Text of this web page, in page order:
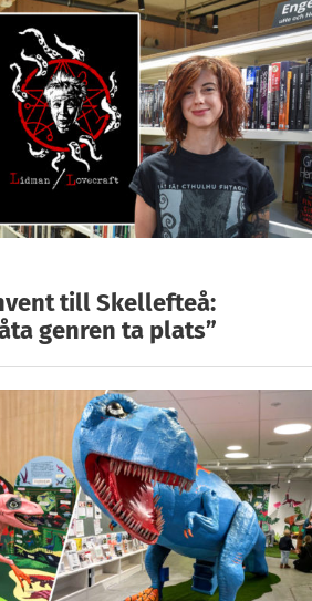
till Skellefteå:
genren ta plats”